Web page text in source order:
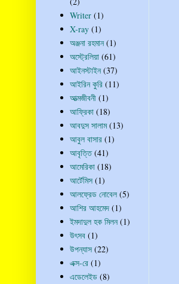
Writer (1)
X-ray (1)
অঞ্জনা রহমান (1)
অস্ট্রেলিয়া (61)
আইনস্টাইন (37)
আইরিন কুরি (11)
আত্মজীবনী (1)
আফ্রিকা (18)
আবদুস সালাম (13)
আবুল বাসার (1)
আবৃত্তি (41)
আমেরিকা (18)
আর্টেমিস (1)
আলফ্রেড নোবেল (5)
আশির আহমেদ (1)
ইমদাদুল হক মিলন (1)
উৎসব (1)
উপন্যাস (22)
এক্স-রে (1)
এডেলেইড (8)